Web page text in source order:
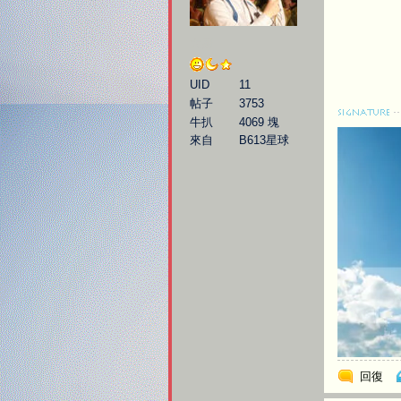
UID
11
帖子
3753
牛扒
4069 塊
來自
B613星球
回復